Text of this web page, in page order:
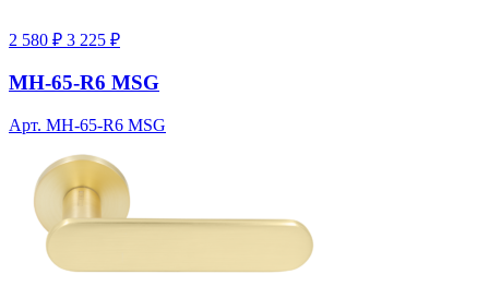
2 580 ₽ 3 225 ₽
MH-65-R6 MSG
Арт. MH-65-R6 MSG